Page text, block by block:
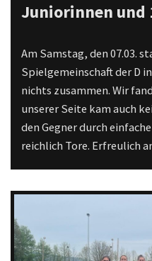
Juniorinnen und
Am Samstag, den 07.03.
Spielgemeinschaft der D
nichts zusammen. Wir
unserer Seite kam auch
den Gegner durch
reichlich Tore. Erfreulich